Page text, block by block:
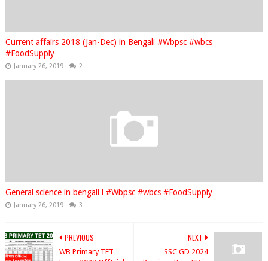
Current affairs 2018 (Jan-Dec) in Bengali #Wbpsc #wbcs
#FoodSupply
January 26, 2019 2
General science in bengali l #Wbpsc #wbcs #FoodSupply
January 26, 2019 3
NEXT
SSC GD 2024
PREVIOUS
WB Primary TET